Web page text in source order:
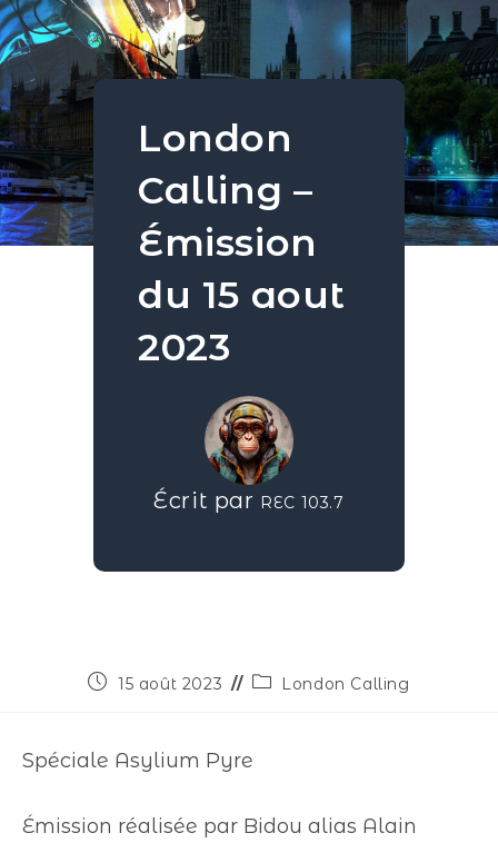
London
Calling –
Émission
du 15 aout
2023
Écrit par REC 103.7
15 août 2023 London Calling
Spéciale Asylium Pyre
Émission réalisée par Bidou alias Alain